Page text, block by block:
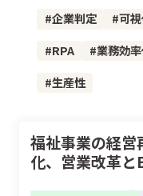
企業判定
可
RPA
業務効
生産性
福祉事業の経営
化、営業改革と